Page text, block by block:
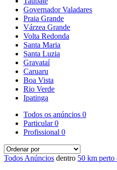
Governador Valadares
Praia Grande
Várzea Grande
Volta Redonda
Santa Maria
Santa Luzia
Gravataí
Caruaru
Boa Vista
Rio Verde
Ipatinga
Todos os anúncios 0
Particular0
Profissional 0
Todos Anúncios dentro 50 km perto